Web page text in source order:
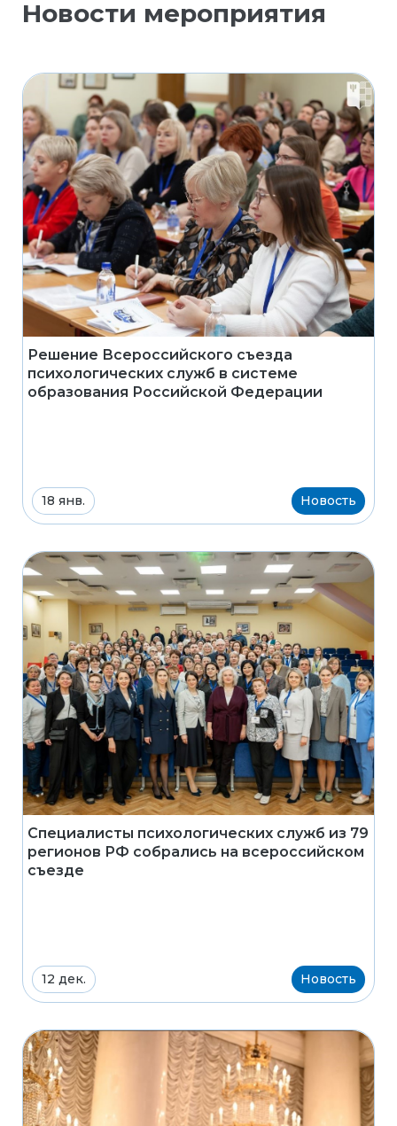
Новости мероприятия
Решение Всероссийского съезда
психологических служб в системе
образования Российской Федерации
18 янв. Новость
Специалисты психологических служб из 79
регионов РФ собрались на всероссийском
съезде
12 дек. Новость